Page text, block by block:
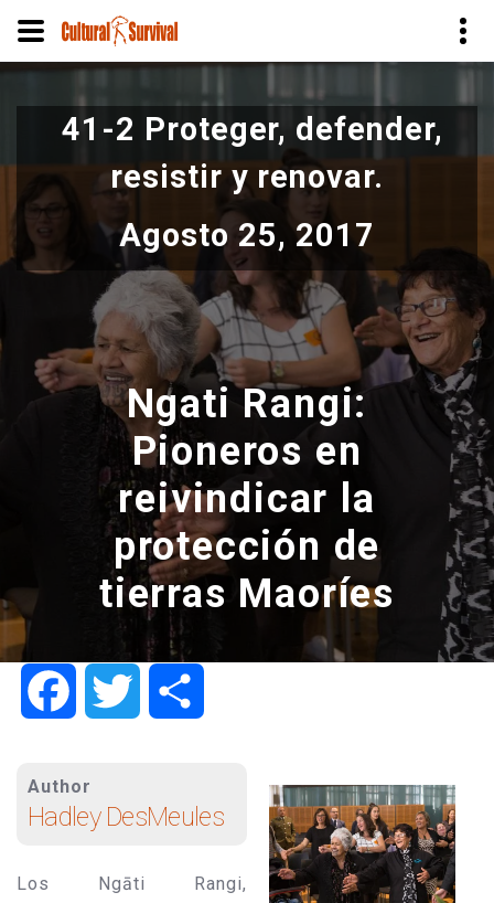
Pasar
al
contenido
principal
41-2 Proteger, defender,
resistir y renovar.
Agosto 25, 2017
Ngati Rangi:
Pioneros en
reivindicar la
protección de
tierras Maoríes
FacebookTwitter
Author
Hadley DesMeules
Los Ngāti Rangi,